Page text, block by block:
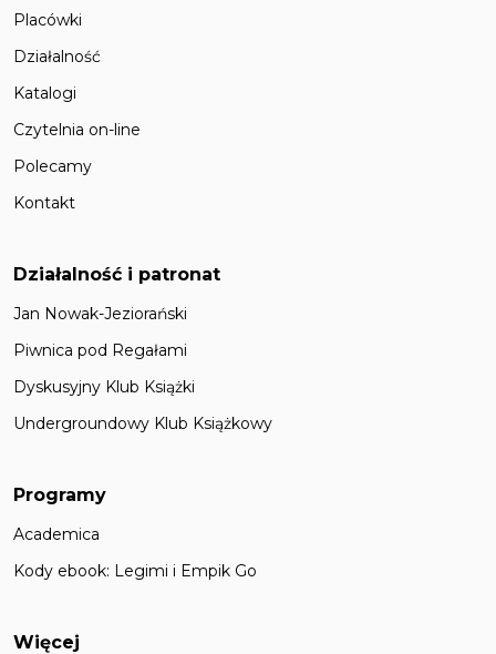
Placówki
Działalność
Katalogi
Czytelnia on-line
Polecamy
Kontakt
Działalność i patronat
Jan Nowak-Jeziorański
Piwnica pod Regałami
Dyskusyjny Klub Książki
Undergroundowy Klub Książkowy
Programy
Academica
Kody ebook: Legimi i Empik Go
Więcej